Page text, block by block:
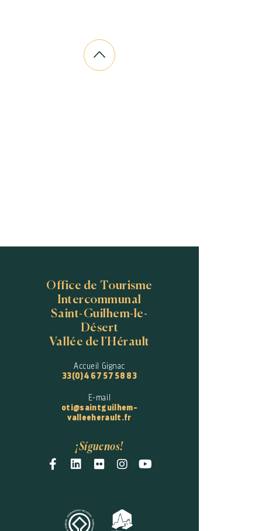
Office de Tourisme
Intercommunal
Saint-Guilhem-le-
Désert
Vallée de l'Hérault
Accueil Gignac
33(0)4 67 57 58 83
E-mail
oti@saintguilhem-
valleeherault.fr
¡Síguenos!